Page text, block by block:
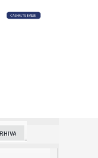
Vozač nogom
javnost: Devojka joj